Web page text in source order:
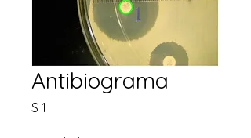
Antibiograma
$ 1